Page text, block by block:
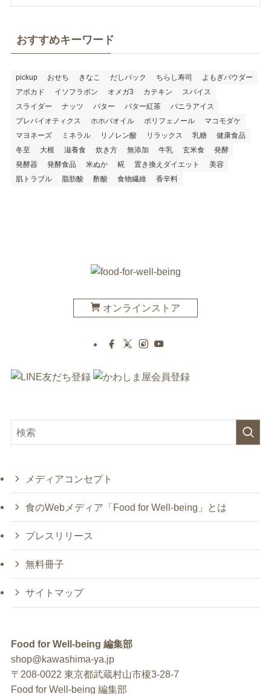
おすすめキーワード
pickup おせち きなこ だしパック ちらし寿司
よもぎパウダー
アボカド
イソフラボン オメガ3 カテキン
スパイス
スライダー
ナッツ バター バター紅茶
バニラアイス
プレバイオティクス
ホホバオイル ポリフェノール
マコモダケ
マヨネーズ
ミネラル リノレン酸 リラックス 乳糖
健康食品
冬至
大根 滋養食 炊き方 無添加 牛乳 玄米食
発酵
発酵器
発酵食品 米ぬか 糀 置き換えダイエット
美容
肌トラブル
脂肪酸 酢酸 食物繊維 香辛料
オンラインストア
メディアコンセプト
食のWebメディア「Food for Well-being」とは
プレスリリース
無料冊子
サイトマップ
Food for Well-being 編集部
shop@kawashima-ya.jp
〒208-0022 東京都武蔵村山市榎3-28-7
Food for Well-being 編集部